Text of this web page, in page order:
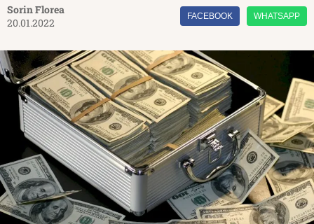
Sorin Florea
20.01.2022
FACEBOOK WHATSAPP